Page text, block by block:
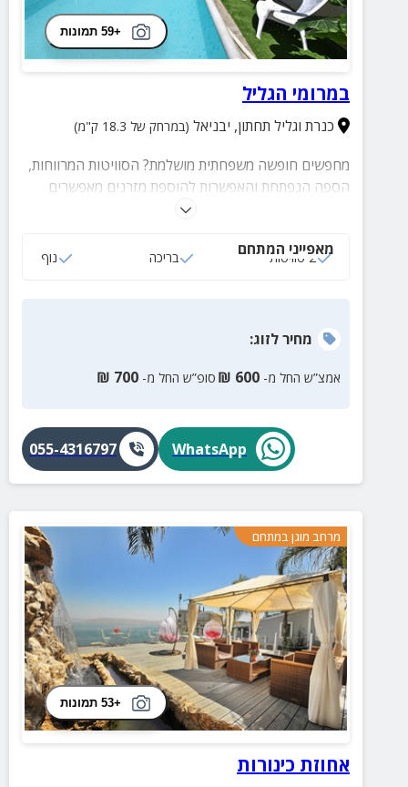
+59 תמונות
במרומי הגליל
כנרת וגליל תחתון, יבניאל (במרחק של 18.3 ק"מ)
מחפשים חופשה משפחתית מושלמת? הסוויטות המרווחות,
הספה הנפתחת והאפשרות להוספת מזרנים מאפשרים
לכולם ליהנות יחד בנוחות מלאה, לצד בריכה מגודרת
נשכחים בטבע. הזמינו עכשיו חופשה משפחתית מפנקת
מאפייני המתחם
2 סוויטות בריכה נוף
מחירלזוג:
אמצ”ש החל מ- 600
₪ סופ”ש החל מ- 700
₪
WhatsApp
055-4316797
מרחב מוגן במתחם
+53 תמונות
אחוזת כינורות